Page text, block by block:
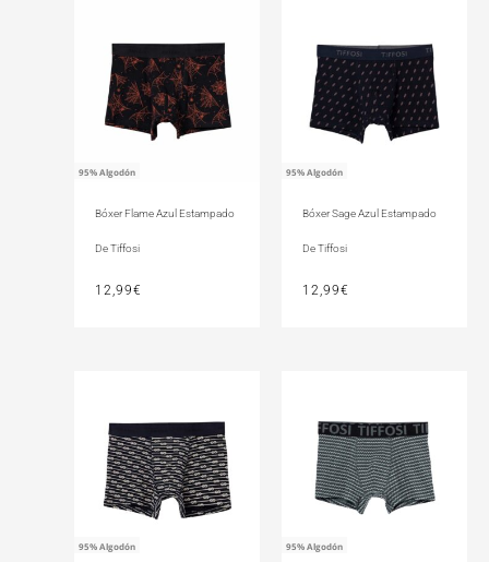
95% Algodón
Bóxer Flame Azul Estampado
De Tiffosi
12,99€
95% Algodón
Bóxer Sage Azul Estampado
De Tiffosi
12,99€
95% Algodón 95% Algodón